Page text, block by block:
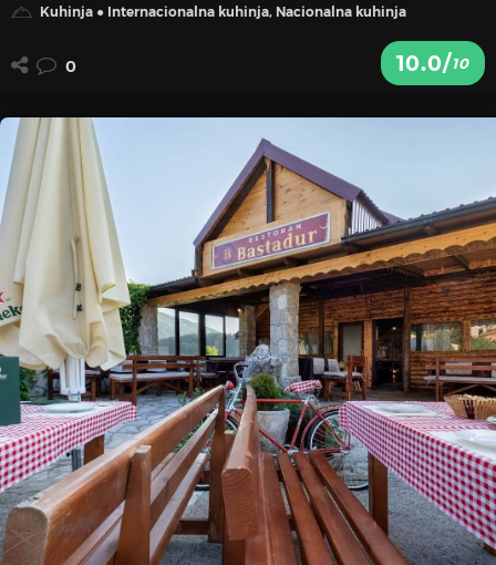
Kuhinja ● Internacionalna kuhinja, Nacionalna kuhinja
10.0/10
0